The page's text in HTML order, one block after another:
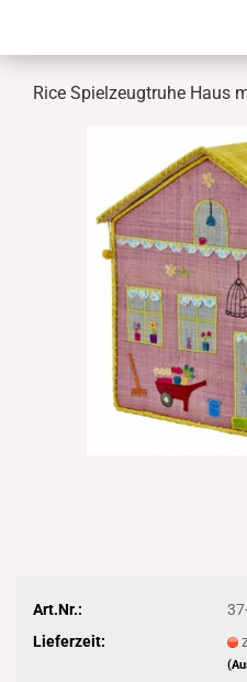
Rice Spielzeugtruhe Haus
Art.Nr.:
Lieferzeit: